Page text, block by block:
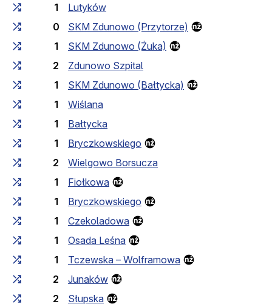
1
Lutyków
0
SKM Zdunowo (Przytorze)
1
SKM Zdunowo (Żuka)
2
Zdunowo Szpital
1
SKM Zdunowo (Bałtycka)
1
Wiślana
1
Bałtycka
1
Bryczkowskiego
2
Wielgowo Borsucza
1
Fiołkowa
1
Bryczkowskiego
1
Czekoladowa
1
Osada Leśna
1
Tczewska – Wolframowa
2
Junaków
2
Słupska